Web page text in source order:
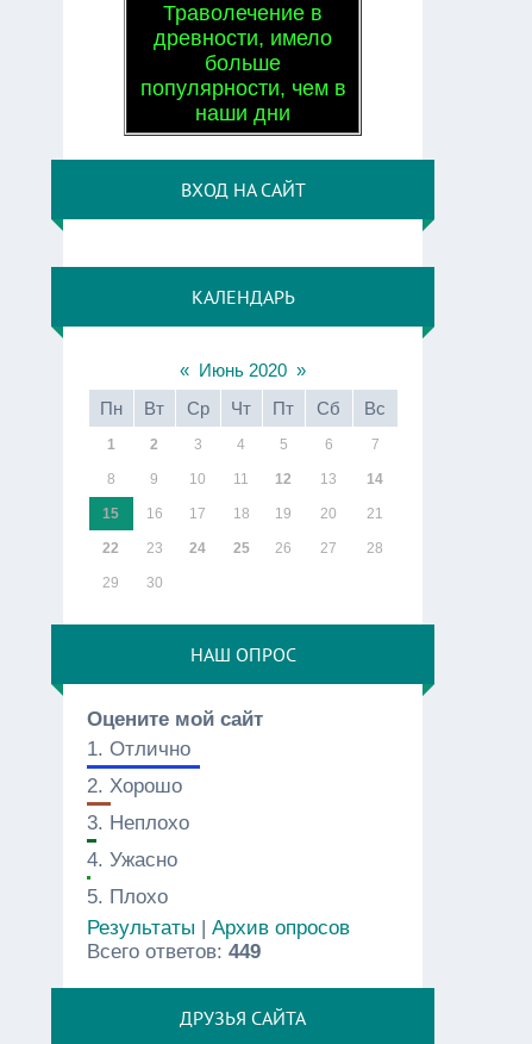
Траволечение в
древности, имело
больше
популярности, чем в
наши дни
ВХОД НА САЙТ
КАЛЕНДАРЬ
« Июнь 2020 »
Пн
Вт Ср Чт Пт Сб Вс
1 2 3 4 5 6 7
8 9 10 11 12 13 14
15 16 17 18 19 20 21
22 23 24 25 26 27 28
29 30
НАШ ОПРОС
Оцените мой сайт
1.Отлично
2.Хорошо
3. Неплохо
4.Ужасно
5. Плохо
Результаты |Архив опросов
Всего ответов:449
ДРУЗЬЯ САЙТА